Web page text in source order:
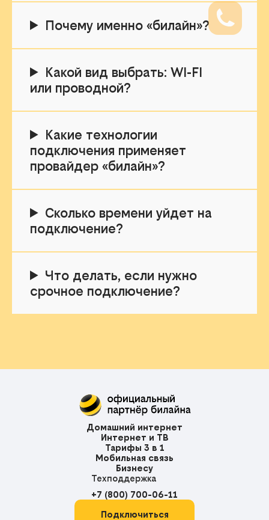
Почему именно «билайн»?
Какой вид выбрать: WI-FI
или проводной?
Какие технологии
подключения применяет
провайдер «билайн»?
Сколько времени уйдет на
подключение?
Что делать, если нужно
срочное подключение?
Домашний интернет
Интернет и ТВ
Тарифы 3 в 1
Мобильная связь
Бизнесу
Техподдержка
+7 (800) 700-06-11
Подключиться